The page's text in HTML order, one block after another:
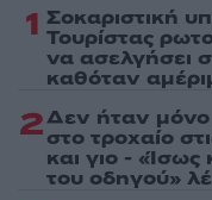
1 Σοκαριστική
Τουρίστας
να ασελγήσει
καθόταν
2Δεν ήταν
στο τροχαίο
και γιο -
του οδηγού»